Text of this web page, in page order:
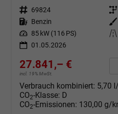
Fahrzeugnr. 69824 Getriebe
Kraftstoff Benzin Außenfarbe
Leistung 85 kW (116 PS) Kilometerstand
01.05.2026
27.841,– €
incl. 19% MwSt.
Verbrauch kombiniert: 5,70
CO2-Klasse: D
CO2-Emissionen: 130,00 g/